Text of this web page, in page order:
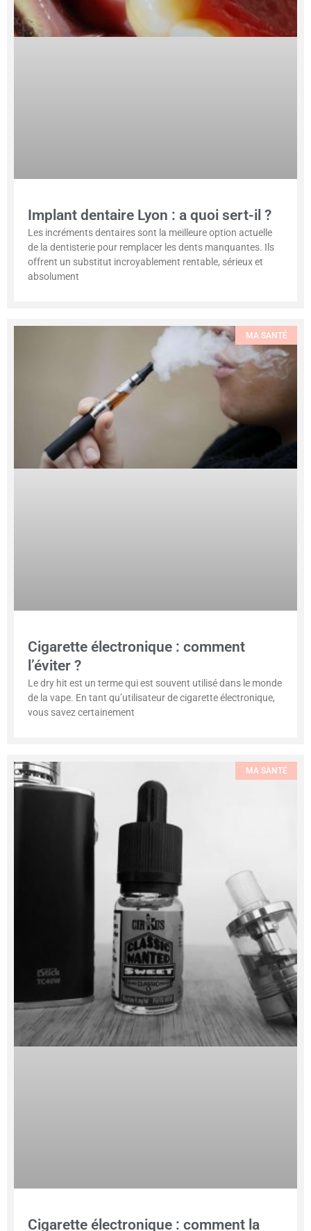
Implant dentaire Lyon : a quoi sert-il ?
Les incréments dentaires sont la meilleure option actuelle
de la dentisterie pour remplacer les dents manquantes. Ils
offrent un substitut incroyablement rentable, sérieux et
absolument
MA SANTÉ
Cigarette électronique : comment
l’éviter ?
Le dry hit est un terme qui est souvent utilisé dans le monde
de la vape. En tant qu’utilisateur de cigarette électronique,
vous savez certainement
MA SANTÉ
Cigarette électronique : comment la